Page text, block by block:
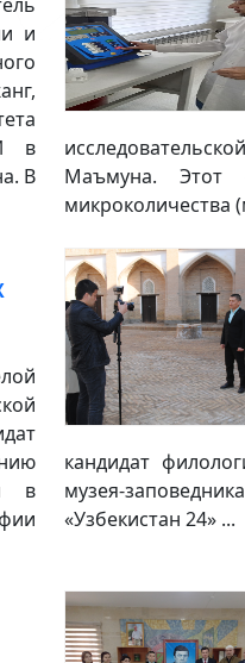
и
в
В
Маъмуна. Этот
микроколичества
в
кандидат
музея-
«Узбекистан 24» ...